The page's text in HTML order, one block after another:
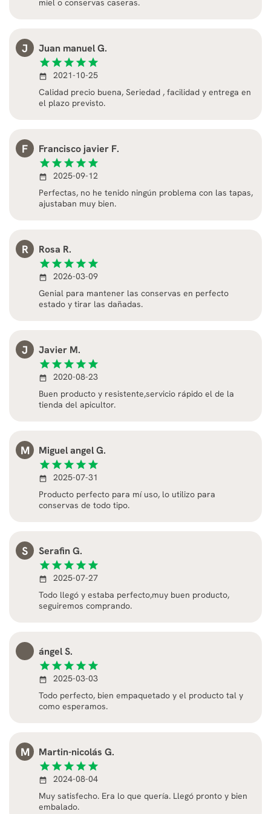
miel o conservas caseras.
J Juan manuel G.
star star star star star
date_range
2021-10-25
Calidad precio buena, Seriedad , facilidad y entrega en
el plazo previsto.
F Francisco javier F.
star star star star star
date_range
2025-09-12
Perfectas, no he tenido ningún problema con las tapas,
ajustaban muy bien.
R Rosa R.
star star star star star
date_range
2026-03-09
Genial para mantener las conservas en perfecto
estado y tirar las dañadas.
J Javier M.
star star star star star
date_range
2020-08-23
Buen producto y resistente,servicio rápido el de la
tienda del apicultor.
M Miguel angel G.
star star star star star
date_range
2025-07-31
Producto perfecto para mí uso, lo utilizo para
conservas de todo tipo.
S Serafin G.
star star star star star
date_range
2025-07-27
Todo llegó y estaba perfecto,muy buen producto,
seguiremos comprando.
ángel S.
star star star star star
date_range
2025-03-03
Todo perfecto, bien empaquetado y el producto tal y
como esperamos.
M Martin-nicolás G.
star star star star star
date_range
2024-08-04
Muy satisfecho. Era lo que quería. Llegó pronto y bien
embalado.